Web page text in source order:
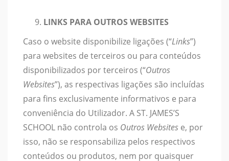
LINKS PARA OUTROS WEBSITES
Caso o website disponibilize ligações (“Links”)
para websites de terceiros ou para conteúdos
disponibilizados por terceiros (“Outros
Websites”), as respectivas ligações são incluídas
para fins exclusivamente informativos e para
conveniência do Utilizador. A ST. JAMES’S
SCHOOL não controla os Outros Websites e, por
isso, não se responsabiliza pelos respectivos
conteúdos ou produtos, nem por quaisquer